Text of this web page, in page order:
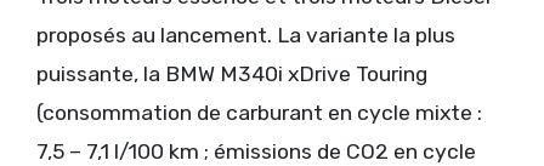
proposés au lancement. La variante la plus
puissante, la BMW M340i xDrive Touring
(consommation de carburant en cycle mixte :
7,5 – 7,1 l/100 km ; émissions de CO2 en cycle